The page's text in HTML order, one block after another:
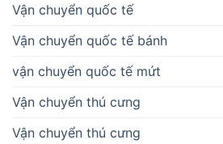
Vận chuyển quốc tế
Vận chuyển quốc tế bánh
vận chuyển quốc tế mứt
Vận chuyển thú cưng
Vận chuyển thú cưng